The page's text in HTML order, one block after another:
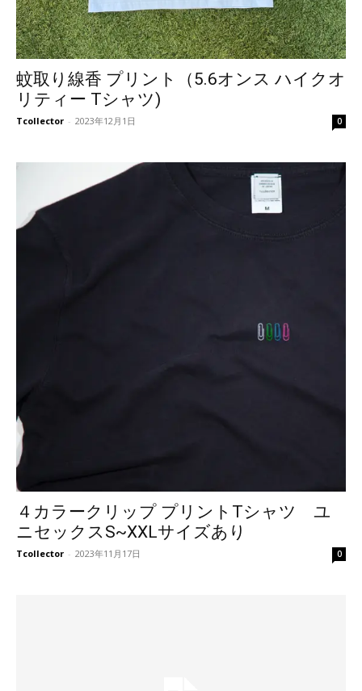
蚊取り線香 プリント（5.6オンス ハイクオ
リティー Tシャツ)
Tcollector - 2023年12月1日 0
４カラークリップ プリントTシャツ ユ
ニセックスS~XXLサイズあり
Tcollector - 2023年11月17日 0